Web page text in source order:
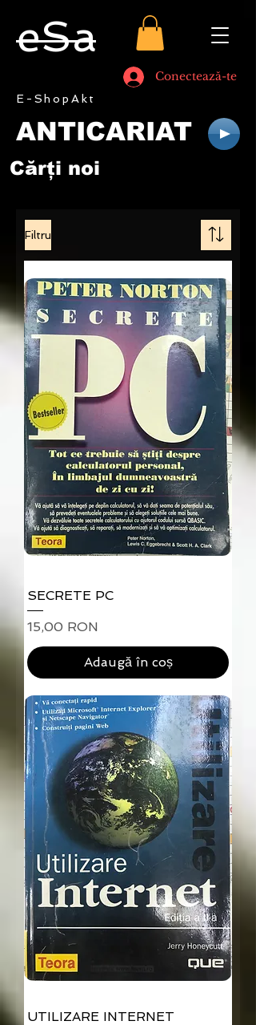
eSa
Conectează-te
E-ShopAkt
ANTICARIAT
Cărţi noi
Filtru
SECRETE PC
Preț
15,00 RON
Adaugă în coș
UTILIZARE INTERNET